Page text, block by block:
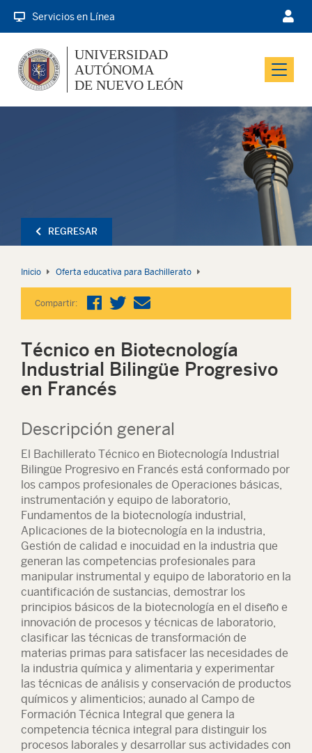
Servicios en Línea
Menu
UNIVERSIDAD
AUTÓNOMA
DE NUEVO LEÓN
REGRESAR
Inicio Oferta educativa para Bachillerato
Compartir:
Técnico en Biotecnología
Industrial Bilingüe Progresivo
en Francés
Descripción general
El Bachillerato Técnico en Biotecnología Industrial
Bilingüe Progresivo en Francés está conformado por
los campos profesionales de Operaciones básicas,
instrumentación y equipo de laboratorio,
Fundamentos de la biotecnología industrial,
Aplicaciones de la biotecnología en la industria,
Gestión de calidad e inocuidad en la industria que
generan las competencias profesionales para
manipular instrumental y equipo de laboratorio en la
cuantificación de sustancias, demostrar los
principios básicos de la biotecnología en el diseño e
innovación de procesos y técnicas de laboratorio,
clasificar las técnicas de transformación de
materias primas para satisfacer las necesidades de
la industria química y alimentaria y experimentar
las técnicas de análisis y conservación de productos
químicos y alimenticios; aunado al Campo de
Formación Técnica Integral que genera la
competencia técnica integral para distinguir los
procesos laborales y desarrollar sus actividades con